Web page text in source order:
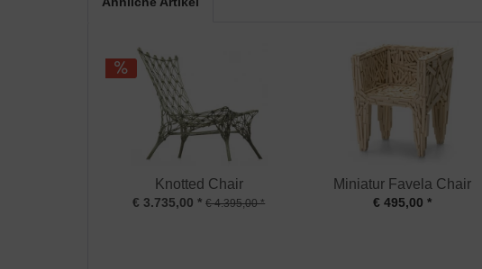
Knotted Chair
€ 3.735,00 * € 4.395,00 *
Miniatur Favela Chair
€ 495,00 *